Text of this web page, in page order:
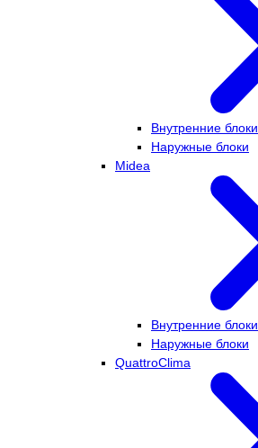
Внутренние блоки
Наружные блоки
Midea
Внутренние блоки
Наружные блоки
QuattroClima